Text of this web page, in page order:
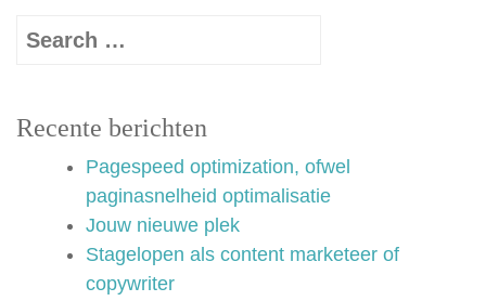
Recente berichten
Pagespeed optimization, ofwel
paginasnelheid optimalisatie
Jouw nieuwe plek
Stagelopen als content marketeer of
copywriter